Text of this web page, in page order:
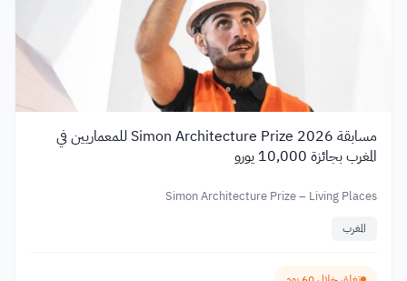
مسابقة Simon Architecture Prize 2026 للمعماريين في
المغرب بجائزة 10,000 يورو
Simon Architecture Prize – Living Places
المغرب